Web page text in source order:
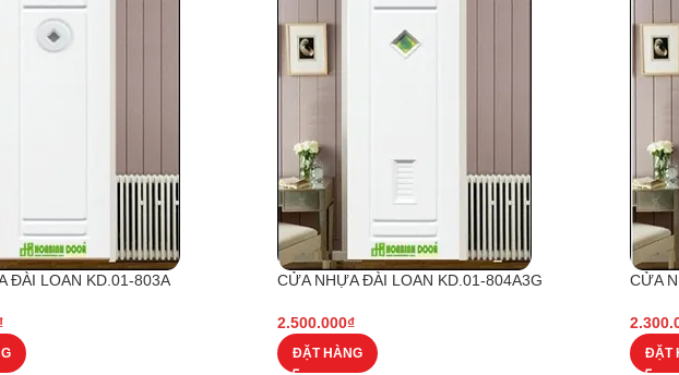
ĐÀI LOAN KD.01-803A CỬA NHỰA ĐÀI LOAN KD.01-804A3G
2.500.000₫
ĐẶT HÀNG
CỬA
ĐẶT